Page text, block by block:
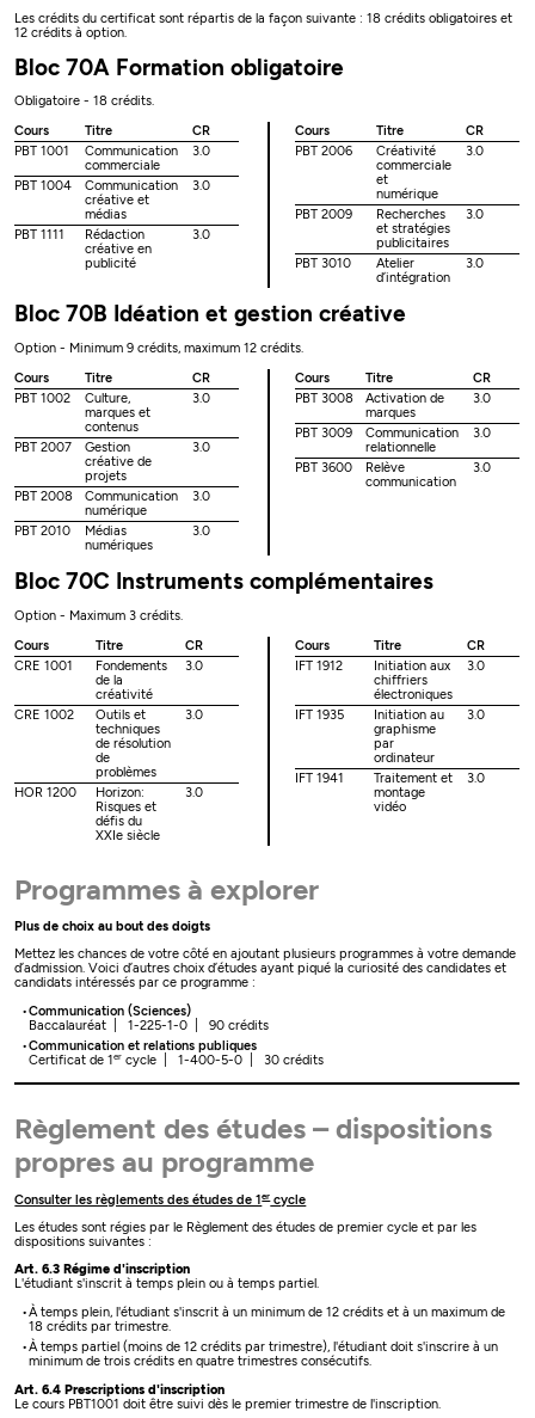
Les crédits du certificat sont répartis de la façon suivante : 18 crédits obligatoires et
12 crédits à option.
Bloc 70A Formation obligatoire
Obligatoire - 18 crédits.
Cours
Titre
CR
PBT 1001
Communication
commerciale
3.0
PBT 1004
Communication
créative et
médias
3.0
PBT 1111
Rédaction
créative en
publicité
3.0
Cours Titre
CR
PBT 2006
Créativité
commerciale
et
numérique
3.0
PBT 2009
Recherches
et stratégies
publicitaires
3.0
PBT 3010
Atelier
d’intégration
3.0
Bloc 70B Idéation et gestion créative
Option - Minimum 9 crédits, maximum 12 crédits.
Cours
Titre
CR
PBT 1002
Culture,
marques et
contenus
3.0
PBT 2007
Gestion
créative de
projets
3.0
PBT 2008
Communication
numérique
3.0
PBT 2010
Médias
numériques
3.0
Cours Titre
CR
PBT 3008
Activation de
marques
3.0
PBT 3009
Communication
relationnelle
3.0
PBT 3600
Relève
communication
3.0
Bloc 70C Instruments complémentaires
Option - Maximum 3 crédits.
Cours
Titre
CR
CRE 1001
Fondements
de la
créativité
3.0
CRE 1002
Outils et
techniques
de résolution
de
problèmes
3.0
HOR 1200
Horizon:
Risques et
défis du
XXIe siècle
3.0
Cours Titre
CR
IFT 1912
Initiation aux
chiffriers
électroniques
3.0
IFT 1935
Initiation au
graphisme
par
ordinateur
3.0
IFT 1941
Traitement et
montage
vidéo
3.0
Programmes à explorer
Plus de choix au bout des doigts
Mettez les chances de votre côté en ajoutant plusieurs programmes à votre demande
d’admission. Voici d’autres choix d’études ayant piqué la curiosité des candidates et
candidats intéressés par ce programme :
Communication (Sciences)
Baccalauréat | 1-225-1-0 | 90 crédits
Communication et relations publiques
Certificat de 1 ercycle | 1-400-5-0 | 30 crédits
Règlement des études – dispositions
propres au programme
Consulter les règlements des études de 1ercycle
Les études sont régies par le Règlement des études de premier cycle et par les
dispositions suivantes :
Art. 6.3 Régime d'inscription
L'étudiant s'inscrit à temps plein ou à temps partiel.
À temps plein, l'étudiant s'inscrit à un minimum de 12 crédits et à un maximum de
18 crédits par trimestre.
À temps partiel (moins de 12 crédits par trimestre), l'étudiant doit s'inscrire à un
minimum de trois crédits en quatre trimestres consécutifs.
Art. 6.4 Prescriptions d'inscription
Le cours PBT1001 doit être suivi dès le premier trimestre de l'inscription.